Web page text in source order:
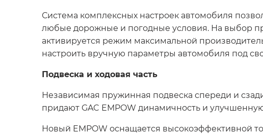
Система комплексных настроек автомобиля
любые дорожные и погодные условия. На выбор
активируется режим максимальной
настроить вручную параметры автомобиля под
Подвеска и ходовая часть
Независимая пружинная подвеска спереди и
придают GAC EMPOW динамичность и
Новый EMPOW оснащается высокоэффективной